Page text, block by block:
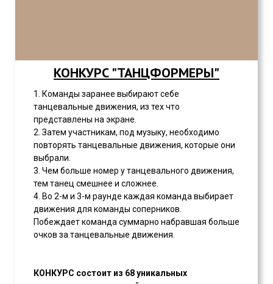
КОНКУРС "ТАНЦФОРМЕРЫ"
1. Команды заранее выбирают себе
танцевальные движения, из тех что
представлены на экране.
2. Затем участникам, под музыку, необходимо
повторять танцевальные движения, которые они
выбрали.
3. Чем больше номер у танцевального движения,
тем танец смешнее и сложнее.
4. Во 2-м и 3-м раунде каждая команда выбирает
движения для команды соперников.
Побеждает команда суммарно набравшая больше
очков за танцевальные движения.
КОНКУРС состоит из 68 уникальных